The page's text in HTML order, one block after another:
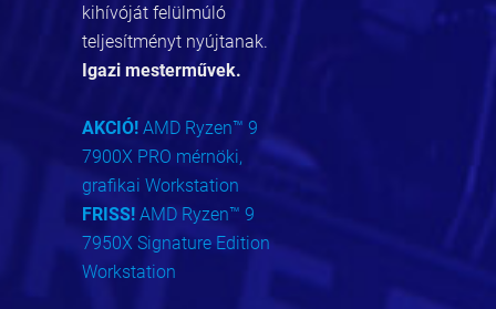
kihívóját felülmúló
teljesítményt nyújtanak.
Igazi mesterművek.
AKCIÓ!AMD Ryzen™ 9
7900X PRO mérnöki,
grafikai Workstation
FRISS!AMD Ryzen™ 9
7950X Signature Edition
Workstation